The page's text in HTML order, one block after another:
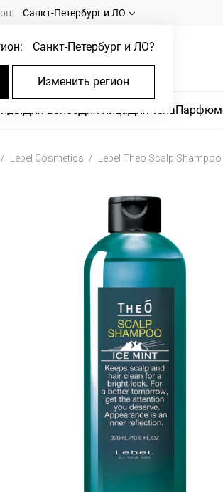
Санкт-Петербург и ЛО
Санкт-Петербург и ЛО?
Изменить регион
Для волосДля лицаДля тела
Lebel Cosmetics Lebel Theo Scalp